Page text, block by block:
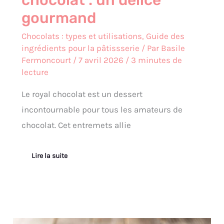
gourmand
Chocolats : types et utilisations, Guide des
ingrédients pour la pâtissserie / Par Basile
Fermoncourt /7 avril 2026 / 3 minutes de
lecture
Le royal chocolat est un dessert
incontournable pour tous les amateurs de
chocolat. Cet entremets allie
Lire la suite